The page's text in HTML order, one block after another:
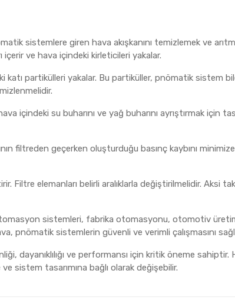
sistemlere giren hava akışkanını temizlemek ve
ve hava içindeki kirleticileri yakalar.
katı partikülleri yakalar. Bu partiküller, pnömatik sistem
içindeki su buharını ve yağ buharını ayrıştırmak için
filtreden geçerken oluşturduğu basınç kaybını
Filtre elemanları belirli aralıklarla değiştirilmelidir. Aksi
sistemleri, fabrika otomasyonu, otomotiv
pnömatik sistemlerin güvenli ve verimli çalışmasını
dayanıklılığı ve performansı için kritik öneme sahiptir.
sistem tasarımına bağlı olarak değişebilir.